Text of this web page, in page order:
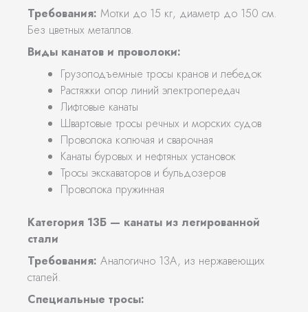
Требования: Мотки до 15 кг, диаметр до 150 см.
Без цветных металлов.
Виды канатов и проволоки:
Грузоподъемные тросы кранов и лебедок
Растяжки опор линий электропередач
Лифтовые канаты
Швартовые тросы речных и морских судов
Проволока колючая и сварочная
Канаты буровых и нефтяных установок
Тросы экскаваторов и бульдозеров
Проволока пружинная
Категория 13Б — канаты из легированной
стали
Требования: Аналогично 13А, из нержавеющих
сталей.
Специальные тросы: